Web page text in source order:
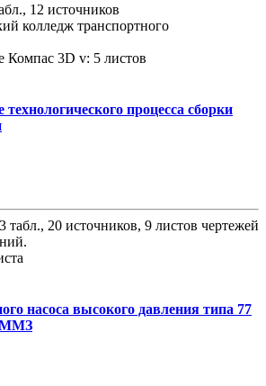
12 источников
колледж транспортного
Компас 3D v: 5 листов
процесса сборки
20 источников, 9 листов чертежей
насоса высокого давления типа 77
ММЗ